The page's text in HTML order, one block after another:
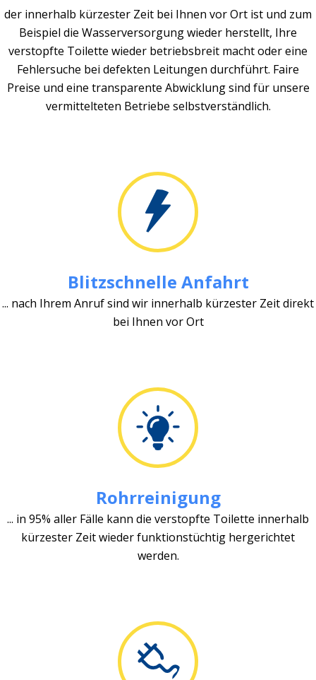
der innerhalb kürzester Zeit bei Ihnen vor Ort ist und zum
Beispiel die Wasserversorgung wieder herstellt, Ihre
verstopfte Toilette wieder betriebsbreit macht oder eine
Fehlersuche bei defekten Leitungen durchführt. Faire
Preise und eine transparente Abwicklung sind für unsere
vermittelteten Betriebe selbstverständlich.
Blitzschnelle Anfahrt
... nach Ihrem Anruf sind wir innerhalb kürzester Zeit direkt
bei Ihnen vor Ort
Rohrreinigung
... in 95% aller Fälle kann die verstopfte Toilette innerhalb
kürzester Zeit wieder funktionstüchtig hergerichtet
werden.